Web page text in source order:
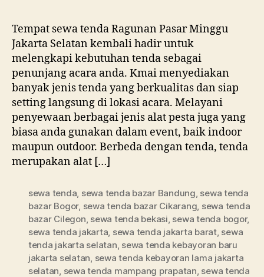
Tempat sewa tenda Ragunan Pasar Minggu
Jakarta Selatan kembali hadir untuk
melengkapi kebutuhan tenda sebagai
penunjang acara anda. Kmai menyediakan
banyak jenis tenda yang berkualitas dan siap
setting langsung di lokasi acara. Melayani
penyewaan berbagai jenis alat pesta juga yang
biasa anda gunakan dalam event, baik indoor
maupun outdoor. Berbeda dengan tenda, tenda
merupakan alat […]
sewa tenda, sewa tenda bazar Bandung, sewa tenda
bazar Bogor, sewa tenda bazar Cikarang, sewa tenda
bazar Cilegon, sewa tenda bekasi, sewa tenda bogor,
sewa tenda jakarta, sewa tenda jakarta barat, sewa
tenda jakarta selatan, sewa tenda kebayoran baru
jakarta selatan, sewa tenda kebayoran lama jakarta
selatan, sewa tenda mampang prapatan, sewa tenda